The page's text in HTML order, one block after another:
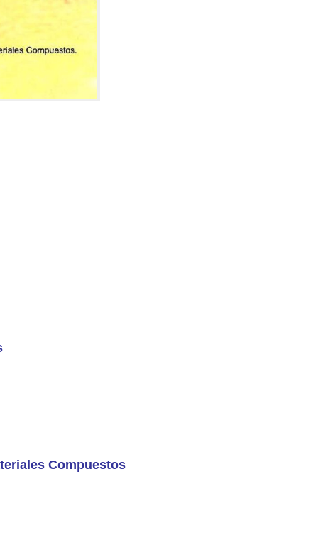
Compuestos